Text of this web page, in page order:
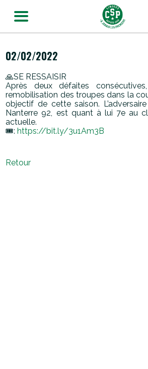
02/02/2022
🙏SE RESSAISIR
Après deux défaites
remobilisation des troupes dans la
objectif de cette saison.
Nanterre 92, est quant à lui 7e au
actuelle.
🎟:https://bit.ly/3u1Am3B
Retour